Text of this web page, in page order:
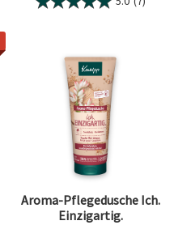
Aroma-Pflegedusche Ich.
Einzigartig.